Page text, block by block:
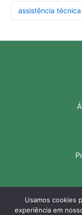
assistência
Copyright © 2026
Usamos cookies
experiência em